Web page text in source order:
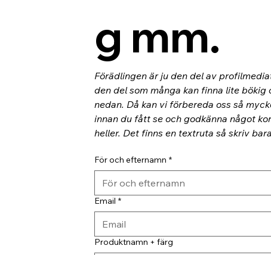
g mm.
Förädlingen är ju den del av
den del som många kan finna lite
nedan. Då kan vi förbereda oss så
innan du fått se och godkänna något
heller. Det finns en textruta så skriv
För och efternamn *
Email *
Produktnamn + färg